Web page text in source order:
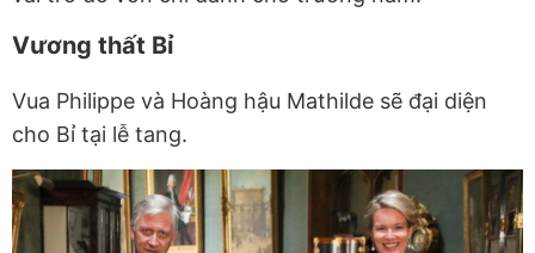
Vương thất Bỉ
Vua Philippe và Hoàng hậu Mathilde sẽ đại diện
cho Bỉ tại lễ tang.